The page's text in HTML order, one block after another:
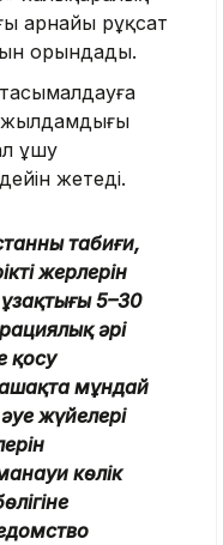
арнайы рұқсат
орындады.
жылдамдығы
ұшу
жетеді.
табиғи,
жерлерін
5–30
әрі
қосу
мұндай
жүйелері
көлік